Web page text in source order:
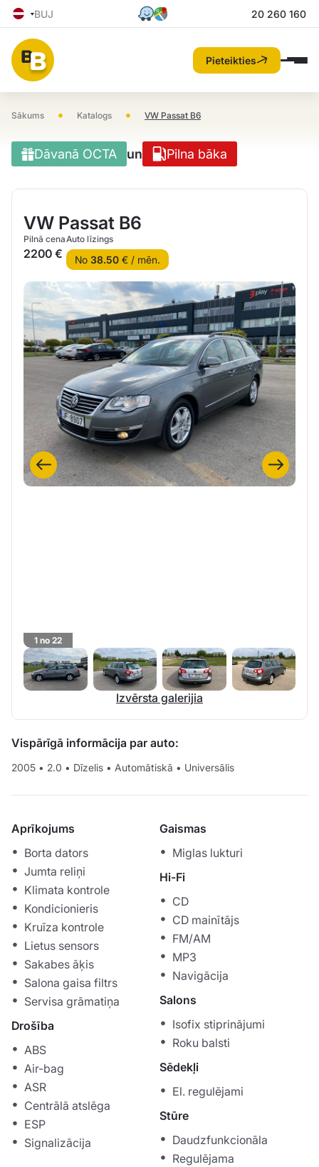
BUJ 20 260 160
Pieteikties
Sākums • Katalogs • VW Passat B6
Dāvanā OCTA un Pilna bāka
VW Passat B6
Pilnā cena
2200 €
Auto līzings
No 38.50€ / mēn.
1 no 22
Izvērsta galerijia
Vispārīgā informācija par auto:
2005 • 2.0 • Dīzelis • Automātiskā • Universālis
Aprīkojums
Borta dators
Jumta reliņi
Klimata kontrole
Kondicionieris
Kruīza kontrole
Lietus sensors
Sakabes āķis
Salona gaisa filtrs
Servisa grāmatiņa
Drošība
ABS
Air-bag
ASR
Centrālā atslēga
ESP
Signalizācija
Gaismas
Miglas lukturi
Hi-Fi
CD
CD mainītājs
FM/AM
MP3
Navigācija
Salons
Isofix stiprinājumi
Roku balsti
Sēdekļi
El. regulējami
Stūre
Daudzfunkcionāla
Regulējama